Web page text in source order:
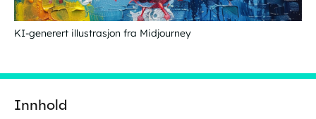
KI-generert illustrasjon fra Midjourney
Innhold